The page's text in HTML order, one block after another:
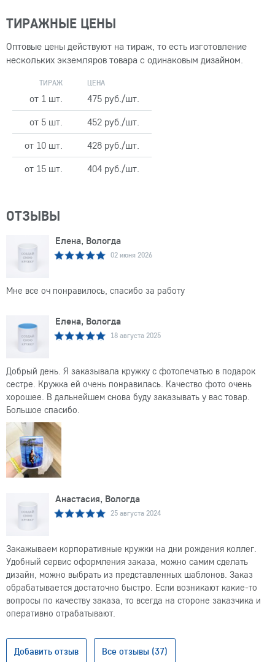
ТИРАЖНЫЕ ЦЕНЫ
Оптовые цены действуют на тираж, то есть изготовление
нескольких экземляров товара с одинаковым дизайном.
ТИРАЖ ЦЕНА
от 1 шт.
475 руб./шт.
от 5 шт.
452 руб./шт.
от 10 шт.
428 руб./шт.
от 15 шт.
404 руб./шт.
ОТЗЫВЫ
Елена, Вологда
02 июня 2026
Мне все оч понравилось, спасибо за работу
Елена, Вологда
18 августа 2025
Добрый день. Я заказывала кружку с фотопечатью в подарок
сестре. Кружка ей очень понравилась. Качество фото очень
хорошее. В дальнейшем снова буду заказывать у вас товар.
Большое спасибо.
Анастасия, Вологда
25 августа 2024
Закажываем корпоративные кружки на дни рождения коллег.
Удобный сервис оформления заказа, можно самим сделать
дизайн, можно выбрать из представленных шаблонов. Заказ
обрабатывается достаточно быстро. Если возникают какие-то
вопросы по качеству заказа, то всегда на стороне заказчика и
оперативно отрабатывают.
Добавить отзыв Все отзывы (37)